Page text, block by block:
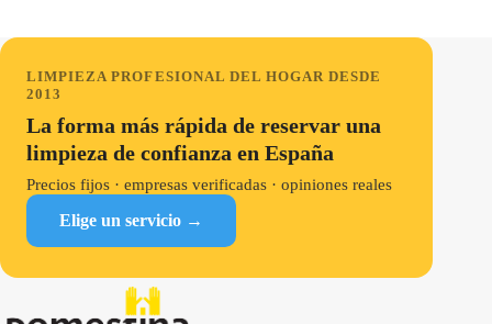
LIMPIEZA PROFESIONAL DEL HOGAR DESDE
2013
La forma más rápida de reservar una
limpieza de confianza en España
Precios fijos · empresas verificadas · opiniones reales
Elige un servicio →